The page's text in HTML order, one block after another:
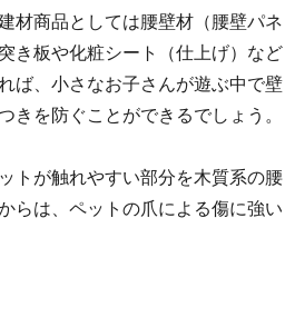
材商品としては腰壁材（腰壁パネ
き板や化粧シート（仕上げ）など
ば、小さなお子さんが遊ぶ中で壁
きを防ぐことができるでしょう。
トが触れやすい部分を木質系の腰
らは、ペットの爪による傷に強い